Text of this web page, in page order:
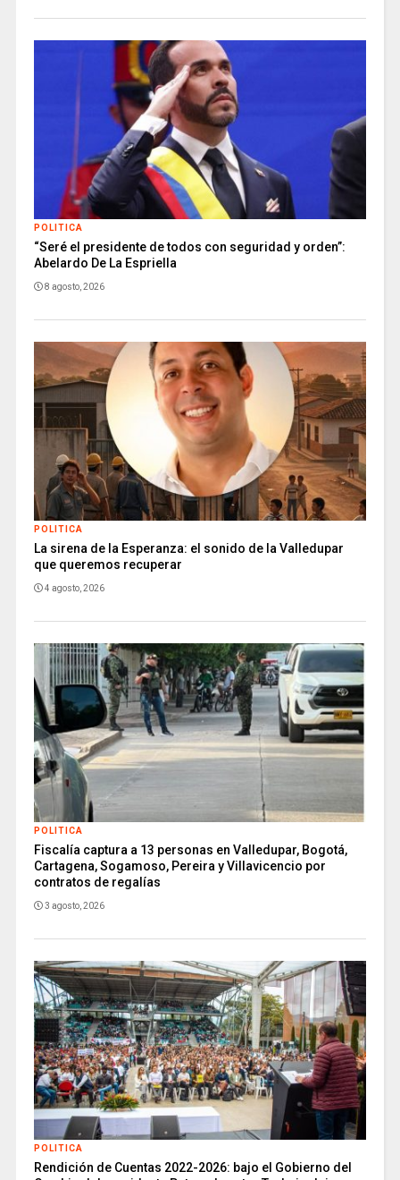
POLITICA
“Seré el presidente de todos con seguridad y orden”:
Abelardo De La Espriella
8 agosto, 2026
POLITICA
La sirena de la Esperanza: el sonido de la Valledupar
que queremos recuperar
4 agosto, 2026
POLITICA
Fiscalía captura a 13 personas en Valledupar, Bogotá,
Cartagena, Sogamoso, Pereira y Villavicencio por
contratos de regalías
3 agosto, 2026
POLITICA
Rendición de Cuentas 2022-2026: bajo el Gobierno del